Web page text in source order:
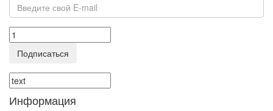
Подписаться
Информация